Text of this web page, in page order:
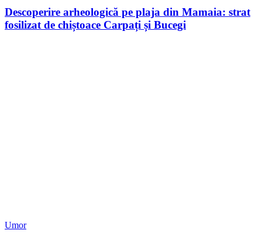
Descoperire arheologică pe plaja din Mamaia: strat
fosilizat de chiștoace Carpați și Bucegi
Umor